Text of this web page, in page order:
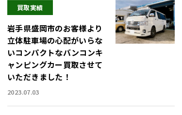
買取実績
岩手県盛岡市のお客様より
立体駐車場の心配がいらな
いコンパクトなバンコンキ
ャンピングカー買取させて
いただきました！
2023.07.03